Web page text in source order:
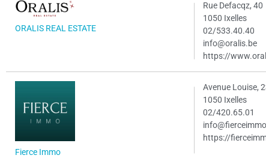
ORALIS REAL ESTATE
Rue Defacqz, 40
1050 Ixelles
02/533.40.40
info@oralis.be
https://
Fierce Immo
Avenue Louise,
1050 Ixelles
02/420.65.01
https://